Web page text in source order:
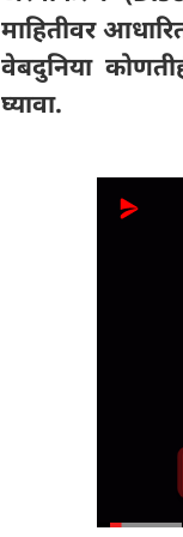
माहितीवर
वेबदुनिया
घ्यावा.